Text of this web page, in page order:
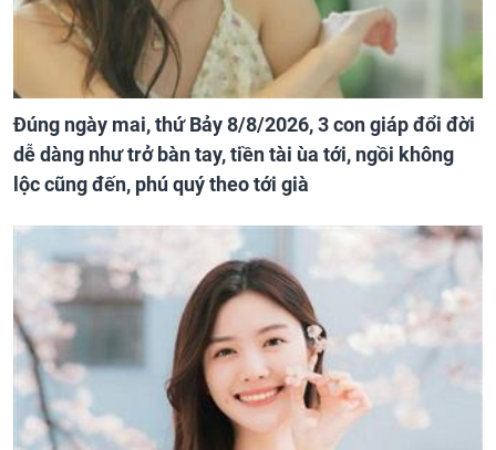
Đúng ngày mai, thứ Bảy 8/8/2026, 3 con giáp đổi đời
dễ dàng như trở bàn tay, tiền tài ùa tới, ngồi không
lộc cũng đến, phú quý theo tới già